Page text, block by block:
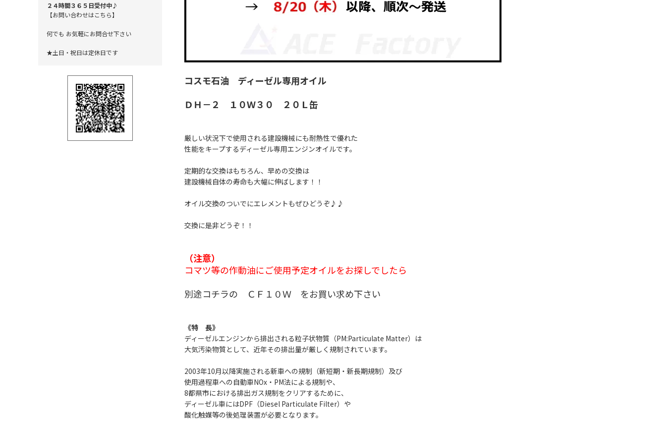
コスモ石油 ディーゼル専用オイル
ＤＨ－２ １０Ｗ３０ ２０Ｌ缶
厳しい状況下で使用される建設機械にも耐熱性で優れた
性能をキープするディーゼル専用エンジンオイルです。
定期的な交換はもちろん、早めの交換は
建設機械自体の寿命も大幅に伸ばします！！
オイル交換のついでにエレメントもぜひどうぞ♪♪
交換に是非どうぞ！！
（注意）
コマツ等の作動油にご使用予定オイルをお探しでしたら
別途コチラの ＣＦ１０Ｗ をお買い求め下さい
《特 長》
ディーゼルエンジンから排出される粒子状物質（PM:Particulate Matter）は
大気汚染物質として、近年その排出量が厳しく規制されています。
2003年10月以降実施される新車への規制（新短期・新長期規制）及び
使用過程車への自動車NOx・PM法による規制や、
8都県市における排出ガス規制をクリアするために、
ディーゼル車にはDPF（Diesel Particulate Filter）や
酸化触媒等の後処理装置が必要となります。
２４時間３６５日受付中♪
【お問い合わせはこちら】
何でも お気軽にお問合せ下さい
★土日・祝日は定休日です